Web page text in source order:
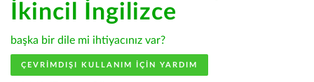
İkincil İngilizce
başka bir dile mi ihtiyacınız var?
ÇEVRIMDIŞI KULLANIM IÇIN YARDIM